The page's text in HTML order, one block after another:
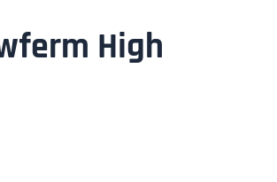
High